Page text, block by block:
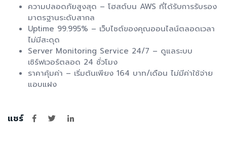
ความปลอดภัยสูงสุด – โฮสต์บน AWS ที่ได้รับการรับรอง
มาตรฐานระดับสากล
Uptime 99.995% – เว็บไซต์ของคุณออนไลน์ตลอดเวลา
ไม่มีสะดุด
Server Monitoring Service 24/7 – ดูแลระบบ
เซิร์ฟเวอร์ตลอด 24 ชั่วโมง
ราคาคุ้มค่า – เริ่มต้นเพียง 164 บาท/เดือน ไม่มีค่าใช้จ่าย
แอบแฝง
แชร์